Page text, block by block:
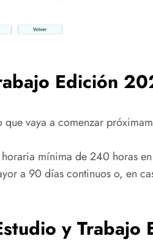
Edición
vaya a comenzar
mínima de 240 horas
a 90 días continuos o, en
y